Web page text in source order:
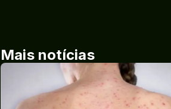
Mais notícias